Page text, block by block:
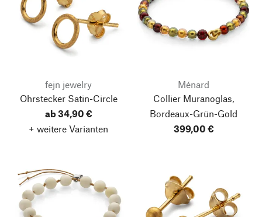
fejn jewelry
Ohrstecker Satin-Circle
ab 34,90 €
+ weitere Varianten
Ménard
Collier Muranoglas,
Bordeaux-Grün-Gold
399,00 €